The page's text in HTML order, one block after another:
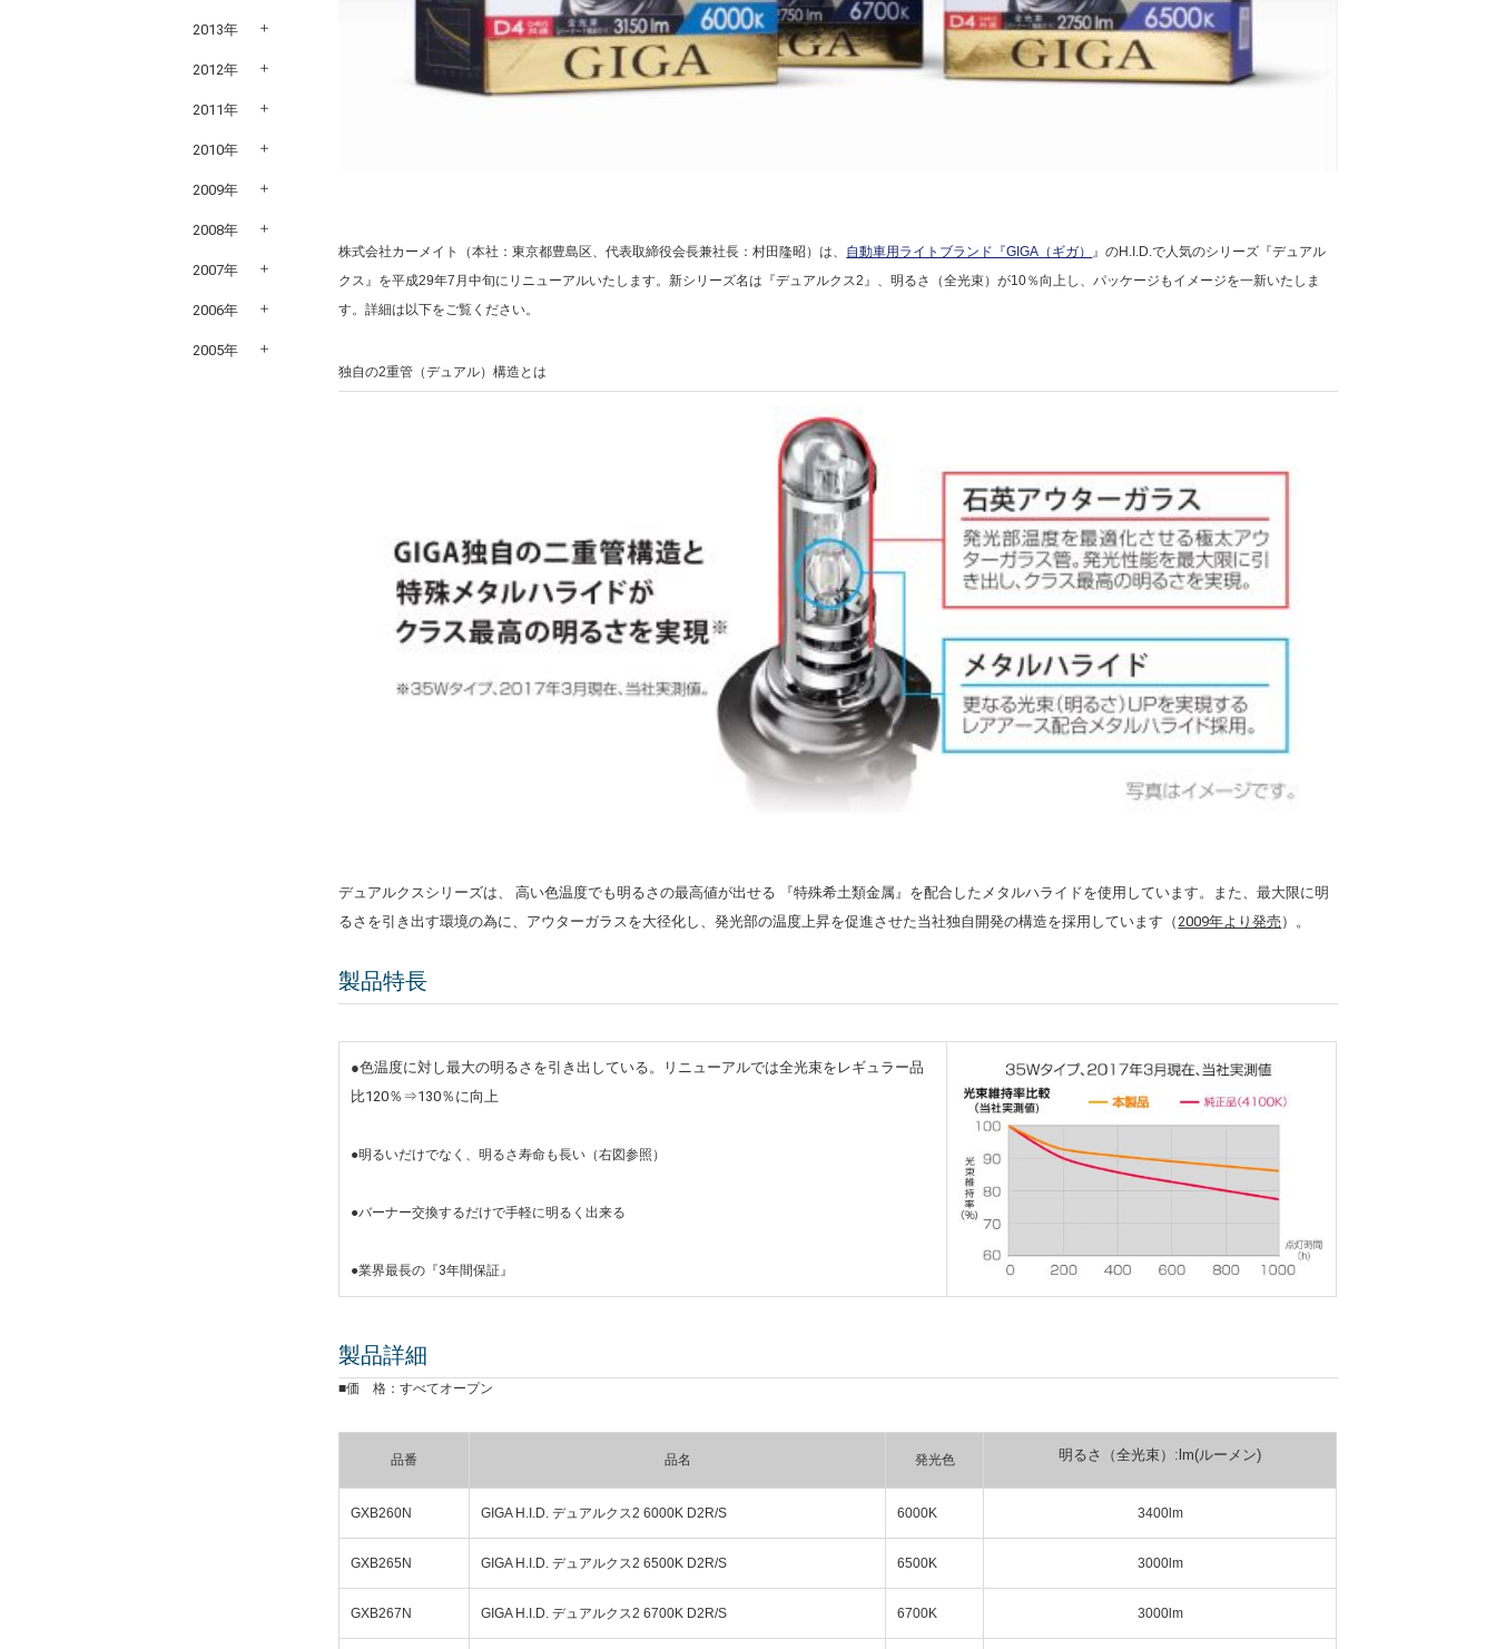
株式会社カーメイト（本社：東京都豊島区、代表取締役会長兼社長：村田隆昭）は、 自動車用ライトブランド『GIGA（ギガ）
』のH.I.D.で人気のシリーズ『デュアル
クス』を平成29年7月中旬にリニューアルいたします。新シリーズ名は『デュアルクス2』、明るさ（全光束）が10％向上し、パッケージもイメージを一新いたしま
す。詳細は以下をご覧ください。
独自の2重管（デュアル）構造とは
デュアルクスシリーズは、 高い色温度でも明るさの最高値が出せる 『特殊希土類金属』を配合したメタルハライドを使用しています。また、最大限に明
るさを引き出す環境の為に、アウターガラスを大径化し、発光部の温度上昇を促進させた当社独自開発の構造を採用しています（2009年より発売 ）。
製品特長
●色温度に対し最大の明るさを引き出している。リニューアルでは全光束をレギュラー品
比120％⇒130％に向上
●明るいだけでなく、明るさ寿命も長い（右図参照）
●バーナー交換するだけで手軽に明るく出来る
●業界最長の『3年間保証』
製品詳細
■価 格：すべてオープン
品番 品名 発光色 明るさ（全光束）:lm(ルーメン)
GXB260N GIGA H.I.D. デュアルクス2 6000K D2R/S 6000K 3400lm
GXB265N GIGA H.I.D. デュアルクス2 6500K D2R/S 6500K 3000lm
GXB267N GIGA H.I.D. デュアルクス2 6700K D2R/S 6700K 3000lm
2013年
2012年
2011年
2010年
2009年
2008年
2007年
2006年
2005年